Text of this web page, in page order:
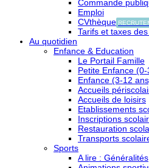
Commande
Emploi
CVthèque
Tarifs et taxes
Au quotidien
Enfance & Education
Le Portail Famille
Petite Enfance
Enfance (3-12
Accueils
Accueils de loisirs
Etablissements
Inscriptions
Restauration
Transports
Sports
A lire : Généralités